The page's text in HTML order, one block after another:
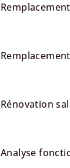
Rénovation
Analyse